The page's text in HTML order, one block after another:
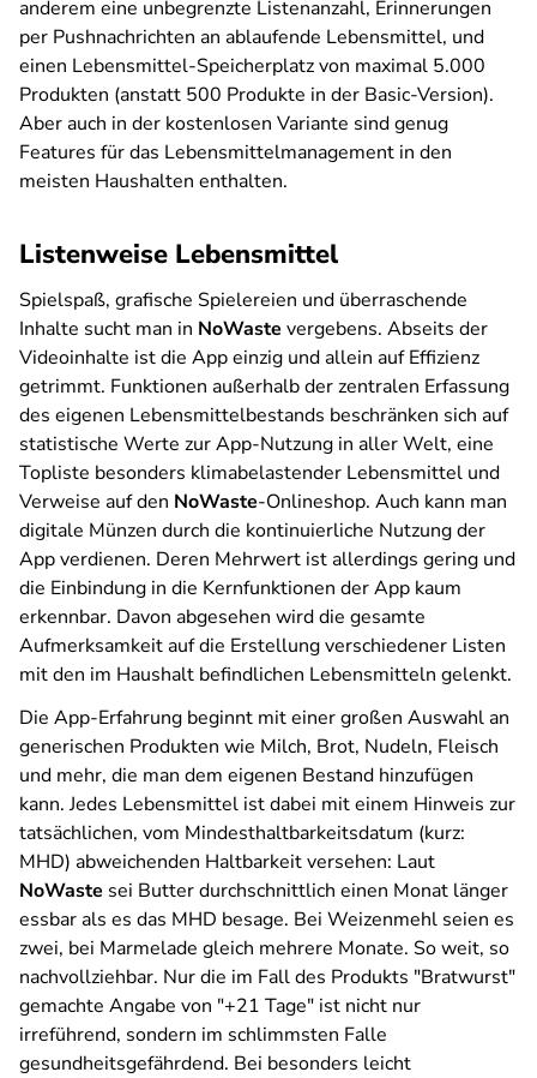
anderem eine unbegrenzte Listenanzahl, Erinnerungen
per Pushnachrichten an ablaufende Lebensmittel, und
einen Lebensmittel-Speicherplatz von maximal 5.000
Produkten (anstatt 500 Produkte in der Basic-Version).
Aber auch in der kostenlosen Variante sind genug
Features für das Lebensmittelmanagement in den
meisten Haushalten enthalten.
Listenweise Lebensmittel
Spielspaß, grafische Spielereien und überraschende
Inhalte sucht man in NoWaste vergebens. Abseits der
Videoinhalte ist die App einzig und allein auf Effizienz
getrimmt. Funktionen außerhalb der zentralen Erfassung
des eigenen Lebensmittelbestands beschränken sich auf
statistische Werte zur App-Nutzung in aller Welt, eine
Topliste besonders klimabelastender Lebensmittel und
Verweise auf den NoWaste-Onlineshop. Auch kann man
digitale Münzen durch die kontinuierliche Nutzung der
App verdienen. Deren Mehrwert ist allerdings gering und
die Einbindung in die Kernfunktionen der App kaum
erkennbar. Davon abgesehen wird die gesamte
Aufmerksamkeit auf die Erstellung verschiedener Listen
mit den im Haushalt befindlichen Lebensmitteln gelenkt.
Die App-Erfahrung beginnt mit einer großen Auswahl an
generischen Produkten wie Milch, Brot, Nudeln, Fleisch
und mehr, die man dem eigenen Bestand hinzufügen
kann. Jedes Lebensmittel ist dabei mit einem Hinweis zur
tatsächlichen, vom Mindesthaltbarkeitsdatum (kurz:
MHD) abweichenden Haltbarkeit versehen: Laut
NoWaste sei Butter durchschnittlich einen Monat länger
essbar als es das MHD besage. Bei Weizenmehl seien es
zwei, bei Marmelade gleich mehrere Monate. So weit, so
nachvollziehbar. Nur die im Fall des Produkts "Bratwurst"
gemachte Angabe von "+21 Tage" ist nicht nur
irreführend, sondern im schlimmsten Falle
gesundheitsgefährdend. Bei besonders leicht